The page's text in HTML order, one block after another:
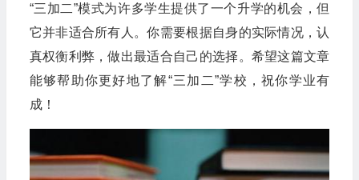
“三加二”模式为许多学生提供了一个升学的机会，但
它并非适合所有人。你需要根据自身的实际情况，认
真权衡利弊，做出最适合自己的选择。希望这篇文章
能够帮助你更好地了解“三加二”学校，祝你学业有
成！